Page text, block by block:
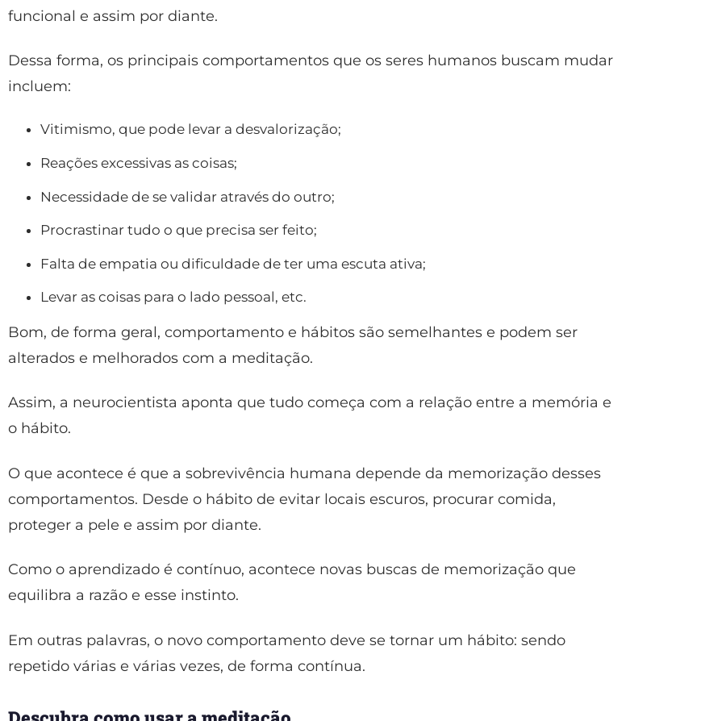
funcional e assim por diante.
Dessa forma, os principais comportamentos que os seres humanos buscam mudar
incluem:
Vitimismo, que pode levar a desvalorização;
Reações excessivas as coisas;
Necessidade de se validar através do outro;
Procrastinar tudo o que precisa ser feito;
Falta de empatia ou dificuldade de ter uma escuta ativa;
Levar as coisas para o lado pessoal, etc.
Bom, de forma geral, comportamento e hábitos são semelhantes e podem ser
alterados e melhorados com a meditação.
Assim, a neurocientista aponta que tudo começa com a relação entre a memória e
o hábito.
O que acontece é que a sobrevivência humana depende da memorização desses
comportamentos. Desde o hábito de evitar locais escuros, procurar comida,
proteger a pele e assim por diante.
Como o aprendizado é contínuo, acontece novas buscas de memorização que
equilibra a razão e esse instinto.
Em outras palavras, o novo comportamento deve se tornar um hábito: sendo
repetido várias e várias vezes, de forma contínua.